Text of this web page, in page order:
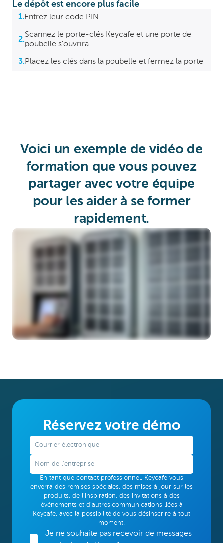
Le dépôt est encore plus facile
1.Entrez leur code PIN
2.
Scannez le porte-clés Keycafe et une porte de
poubelle s'ouvrira
3.Placez les clés dans la poubelle et fermez la porte
Voici un exemple de vidéo de
formation que vous pouvez
partager avec votre équipe
pour les aider à se former
rapidement.
Réservez votre démo
En tant que contact professionnel, Keycafe vous
enverra des remises spéciales, des mises à jour sur les
produits, de l'inspiration, des invitations à des
événements et d'autres communications liées à
Keycafe, avec la possibilité de vous désinscrire à tout
moment.
Je ne souhaite pas recevoir de messages